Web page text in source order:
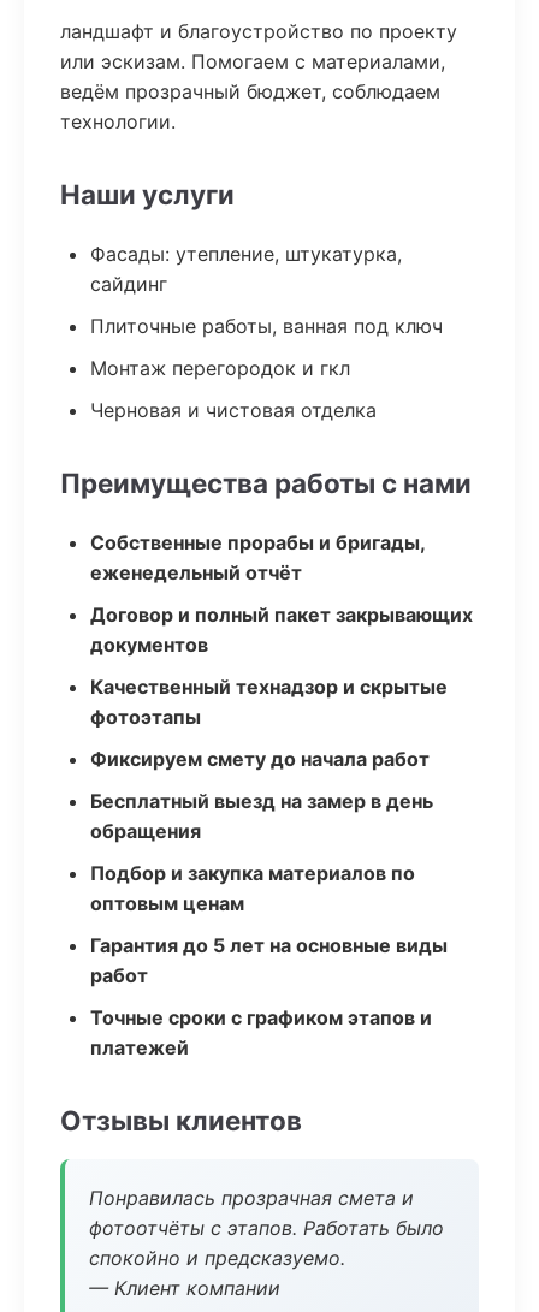
ландшафт и благоустройство по проекту
или эскизам. Помогаем с материалами,
ведём прозрачный бюджет, соблюдаем
технологии.
Наши услуги
Фасады: утепление, штукатурка,
сайдинг
Плиточные работы, ванная под ключ
Монтаж перегородок и гкл
Черновая и чистовая отделка
Преимущества работы с нами
Собственные прорабы и бригады,
еженедельный отчёт
Договор и полный пакет закрывающих
документов
Качественный технадзор и скрытые
фотоэтапы
Фиксируем смету до начала работ
Бесплатный выезд на замер в день
обращения
Подбор и закупка материалов по
оптовым ценам
Гарантия до 5 лет на основные виды
работ
Точные сроки с графиком этапов и
платежей
Отзывы клиентов
Понравилась прозрачная смета и
фотоотчёты с этапов. Работать было
спокойно и предсказуемо.
— Клиент компании